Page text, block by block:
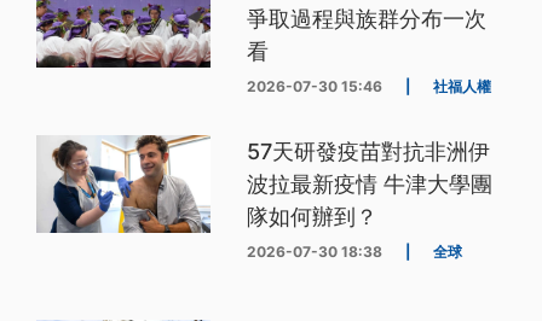
爭取過程與族群分布一次
看
2026-07-30 15:46 社福人權
57天研發疫苗對抗非洲伊
波拉最新疫情 牛津大學團
隊如何辦到？
2026-07-30 18:38 全球